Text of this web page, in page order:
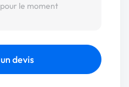
le moment
devis